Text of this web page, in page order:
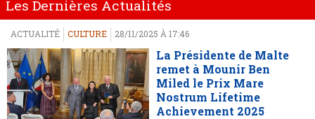
Les Dernières Actualités
ACTUALITÉ CULTURE 28/11/2025 À 17:46
La Présidente de Malte
remet à Mounir Ben
Miled le Prix Mare
Nostrum Lifetime
Achievement 2025